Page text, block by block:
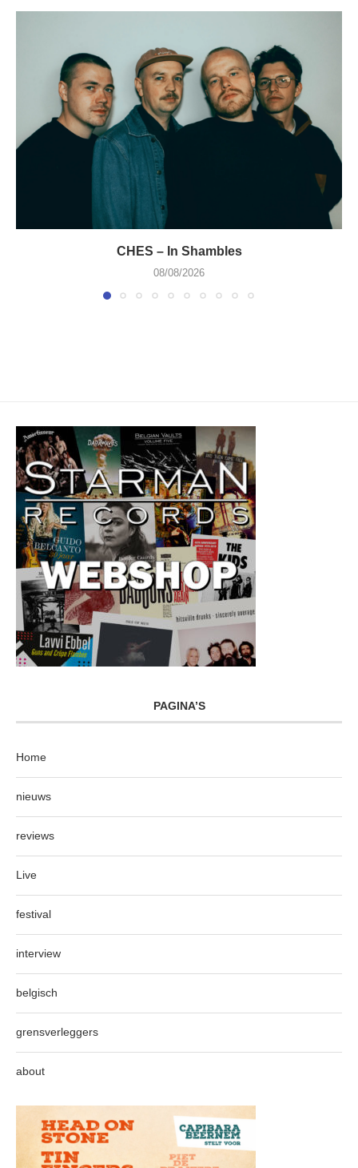
CHES – In Shambles
08/08/2026
PAGINA’S
Home
nieuws
reviews
Live
festival
interview
belgisch
grensverleggers
about